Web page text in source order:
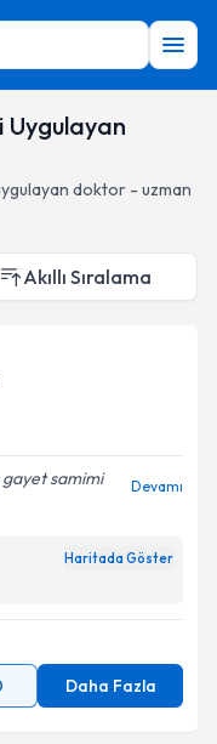
Uygulayan
doktor - uzman
Akıllı Sıralama
gayet samimi
Devamı
Haritada Göster
Daha Fazla